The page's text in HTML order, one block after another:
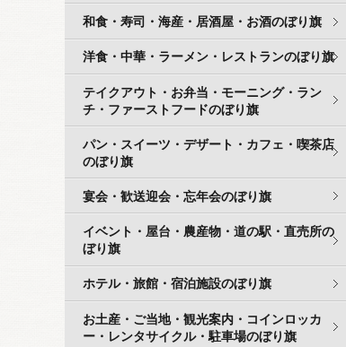
和食・寿司・海産・居酒屋・お酒のぼり旗
洋食・中華・ラーメン・レストランのぼり旗
テイクアウト・お弁当・モーニング・ラン
チ・ファーストフードのぼり旗
パン・スイーツ・デザート・カフェ・喫茶店
のぼり旗
宴会・歓送迎会・忘年会のぼり旗
イベント・屋台・農産物・道の駅・直売所の
ぼり旗
ホテル・旅館・宿泊施設のぼり旗
お土産・ご当地・観光案内・コインロッカ
ー・レンタサイクル・駐車場のぼり旗